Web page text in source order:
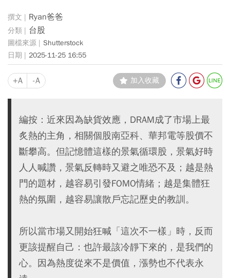
Ryan爸爸
台股
Shutterstock
2025-11-25 16:55
+A -A 加入收藏
編按：近來因為缺貨效應，DRAM成了市場上最
炙熱的主角，相關個股南亞科、華邦電等股價不
斷攀高。但記憶體這樣的景氣循環股，景氣好時
人人喊讚，景氣反轉時又避之唯恐不及；越是熱
門的題材，越容易引發FOMO情緒；越是集體狂
熱的氛圍，越容易讓散戶忘記歷史的教訓。
所以當市場又開始狂喊「這次不一樣」時，反而
更該提醒自己：也許最該冷靜下來的，是我們的
心。因為熱度從來不是價值，漲勢也不代表永